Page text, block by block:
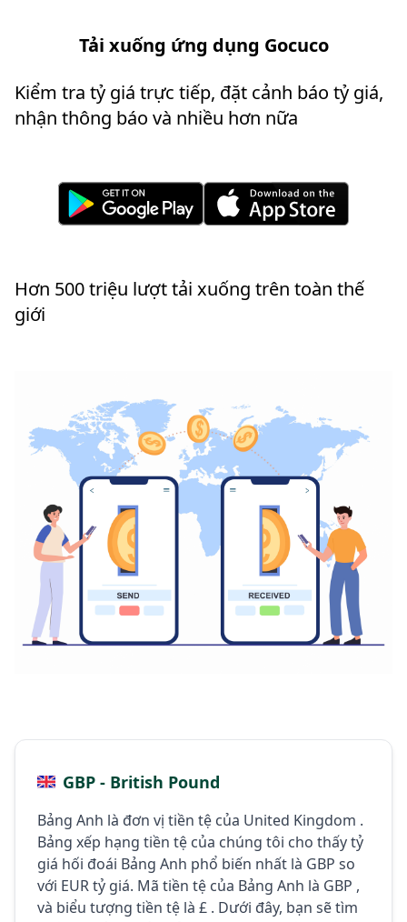
Tải xuống ứng dụng Gocuco
Kiểm tra tỷ giá trực tiếp, đặt cảnh báo tỷ giá,
nhận thông báo và nhiều hơn nữa
Hơn 500 triệu lượt tải xuống trên toàn thế
giới
GBP - British Pound
Bảng Anh là đơn vị tiền tệ của United Kingdom .
Bảng xếp hạng tiền tệ của chúng tôi cho thấy tỷ
giá hối đoái Bảng Anh phổ biến nhất là GBP so
với EUR tỷ giá. Mã tiền tệ của Bảng Anh là GBP ,
và biểu tượng tiền tệ là £ . Dưới đây, bạn sẽ tìm